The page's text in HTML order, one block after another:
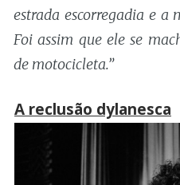
estrada escorregadia e a
Foi assim que ele se
de motocicleta.”
A reclusão dylanesca